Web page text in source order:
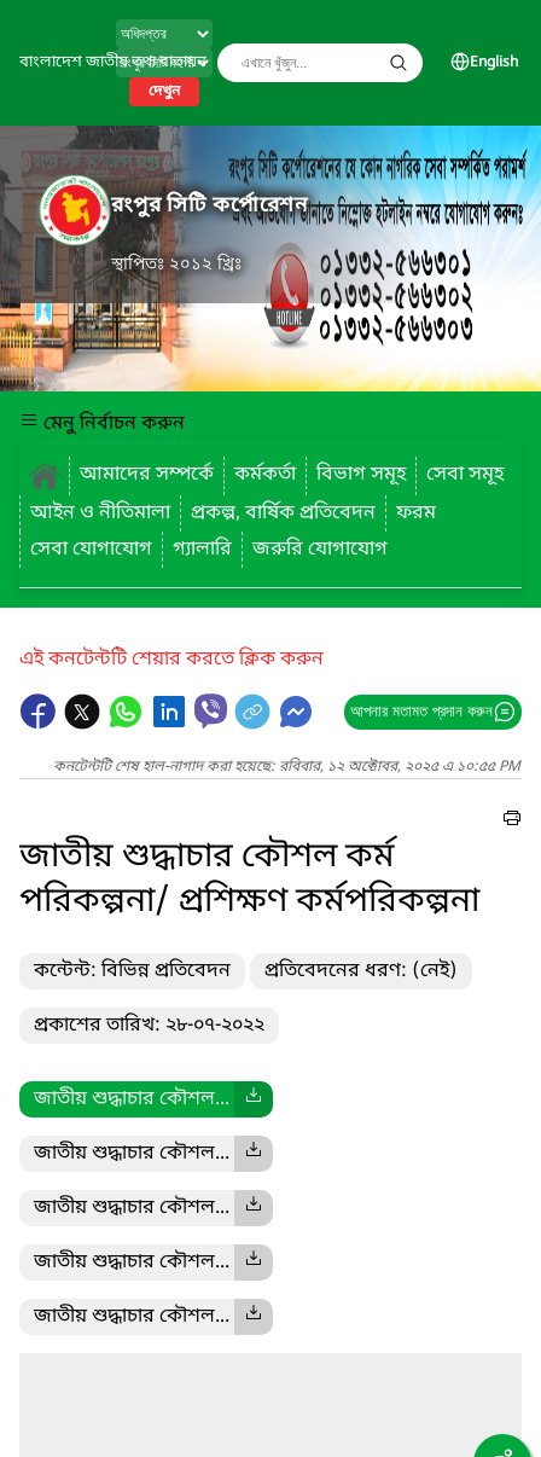
বাংলাদেশ জাতীয় তথ্য বাতায়ন
দেখুন
English
রংপুর সিটি কর্পোরেশন
স্থাপিতঃ ২০১২ খ্রিঃ
মেনু নির্বাচন করুন
আমাদের সম্পর্কে
কর্মকর্তা বিভাগ সমূহ
সেবা সমূহ
আইন ও নীতিমালা
প্রকল্প, বার্ষিক প্রতিবেদন
ফরম
সেবা যোগাযোগ
গ্যালারি জরুরি যোগাযোগ
এই কনটেন্টটি শেয়ার করতে ক্লিক করুন
আপনার মতামত প্রদান করুন
কনটেন্টটি শেষ হাল-নাগাদ করা হয়েছে: রবিবার, ১২ অক্টোবর, ২০২৫ এ ১০:৫৫ PM
জাতীয় শুদ্ধাচার কৌশল কর্ম
পরিকল্পনা/ প্রশিক্ষণ কর্মপরিকল্পনা
কন্টেন্ট: বিভিন্ন প্রতিবেদন প্রতিবেদনের ধরণ: (নেই)
প্রকাশের তারিখ: ২৮-০৭-২০২২
জাতীয় শুদ্ধাচার কৌশল...
জাতীয় শুদ্ধাচার কৌশল...
জাতীয় শুদ্ধাচার কৌশল...
জাতীয় শুদ্ধাচার কৌশল...
জাতীয় শুদ্ধাচার কৌশল...